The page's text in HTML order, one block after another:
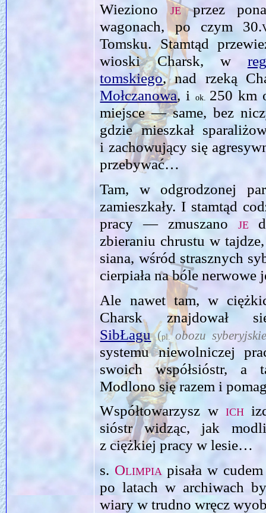
Wiezionojeprzez
wagonach, po czym
Tomsku. Stamtąd
wioski Charsk, w
tomskiego, nad rzeką
Mołczanowa, i ok. 250 km
miejsce — same, bez
gdzie mieszkał
i zachowujący się
przebywać…
Tam, w odgrodzonej
zamieszkały. I stamtąd
pracy — zmuszano je
zbieraniu chrustu w
siana, wśród strasznych
cierpiała na bóle
Ale nawet tam, w
Charsk znajdował
SibŁagu (pl.obozu
systemu niewolniczej
swoich współsióstr,
Modlono się razem i
Współtowarzysz w ich
sióstr widząc, jak
z ciężkiej pracy w lesie…
s. Olimpia pisała w
po latach w archiwach
wiary w trudno wręcz